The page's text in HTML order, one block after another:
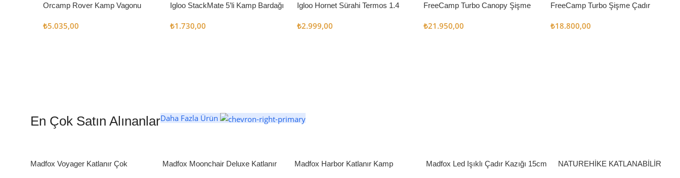
Orcamp Rover Kamp Vagonu
₺5.035,00
Igloo StackMate 5’li Kamp Bardağı
₺1.730,00
Igloo Hornet Sürahi Termos 1.4
₺2.999,00
FreeCamp Turbo Canopy Şişme
₺21.950,00
FreeCamp Turbo Şişme Çadır
₺18.800,00
En Çok Satın AlınanlarDaha Fazla Ürün
Madfox Voyager Katlanır Çok
Madfox Moonchair Deluxe Katlanır
Madfox Harbor Katlanır Kamp
Madfox Led Işıklı Çadır Kazığı 15cm
NATUREHİKE KATLANABİLİR